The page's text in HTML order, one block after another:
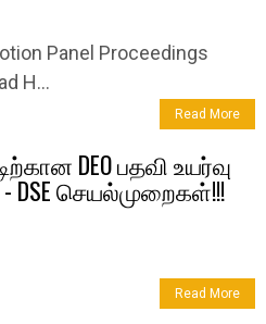
Panel Proceedings
H...
Read More
DEO பதவி உயர்வு
DSE செயல்முறைகள்!!!
Read More